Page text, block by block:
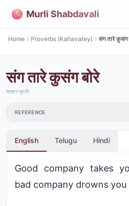
Murli Shabdavali
Home Proverbs (Kahavatey) संग तारे कुसंग
संग तारे कुसंग बोरे
साकार मुरली
REFERENCE
English Telugu Hindi
Good company takes
bad company drowns you